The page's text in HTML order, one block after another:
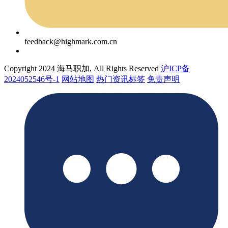
feedback@highmark.com.cn
Copyright 2024 海马职加, All Rights Reserved 沪ICP备
2024052546号-1 网站地图 热门资讯标签 免责声明